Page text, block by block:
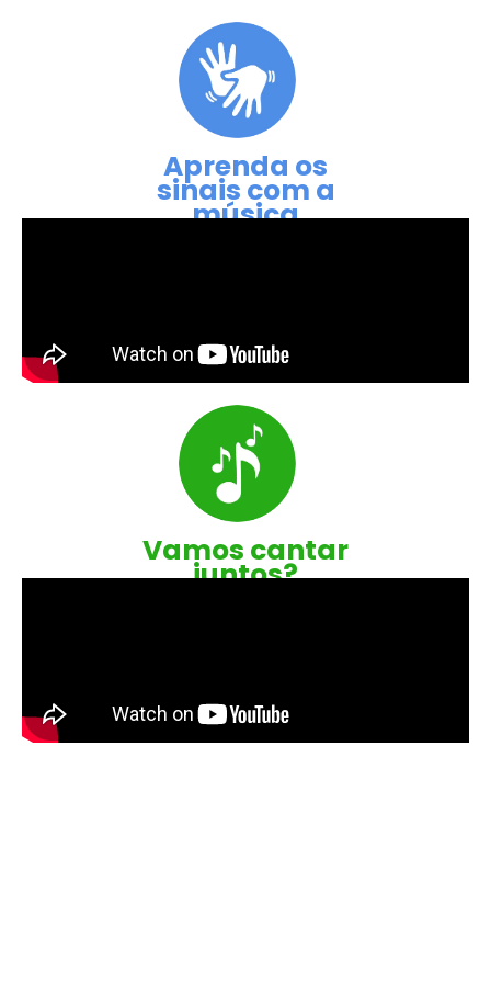
Aprenda os
sinais com a
música
Vamos cantar
juntos?